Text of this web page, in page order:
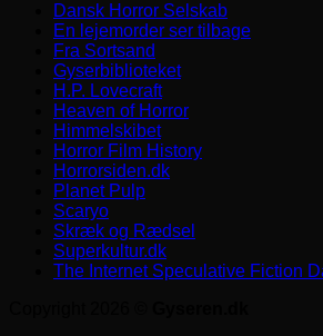
Dansk Horror Selskab
En lejemorder ser tilbage
Fra Sortsand
Gyserbiblioteket
H.P. Lovecraft
Heaven of Horror
Himmelskibet
Horror Film History
Horrorsiden.dk
Planet Pulp
Scaryo
Skræk og Rædsel
Superkultur.dk
The Internet Speculative Fiction